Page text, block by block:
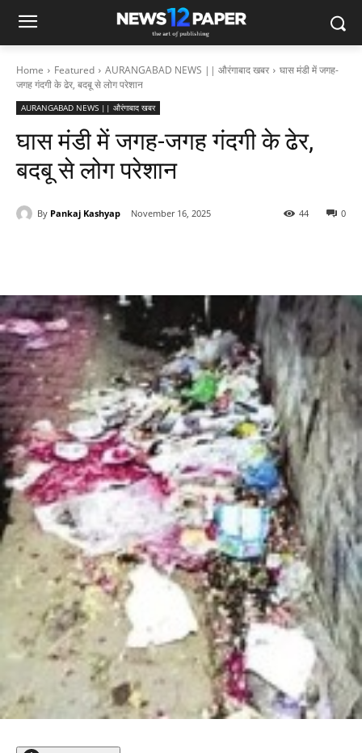
Home Featured AURANGABAD NEWS || औरंगाबाद खबर
घास मंडी में जगह-
जगह गंदगी के ढेर, बदबू से लोग परेशान
AURANGABAD NEWS || औरंगाबाद खबर
घास मंडी में जगह-जगह गंदगी के ढेर,
बदबू से लोग परेशान
By Pankaj Kashyap November 16, 2025 0
44